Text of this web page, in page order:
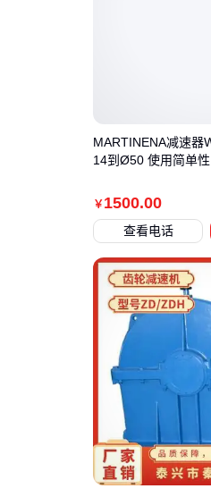
￥ 1500.00
MARTINENA减速器
14到Ø50 使用简单性
查看电话